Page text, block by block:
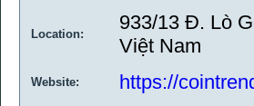
Location:
933/13 Đ. Lò
Việt Nam
Website: https://